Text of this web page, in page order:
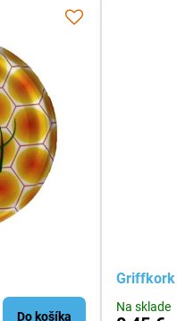
Do košíka
Griffkork
Na sklade